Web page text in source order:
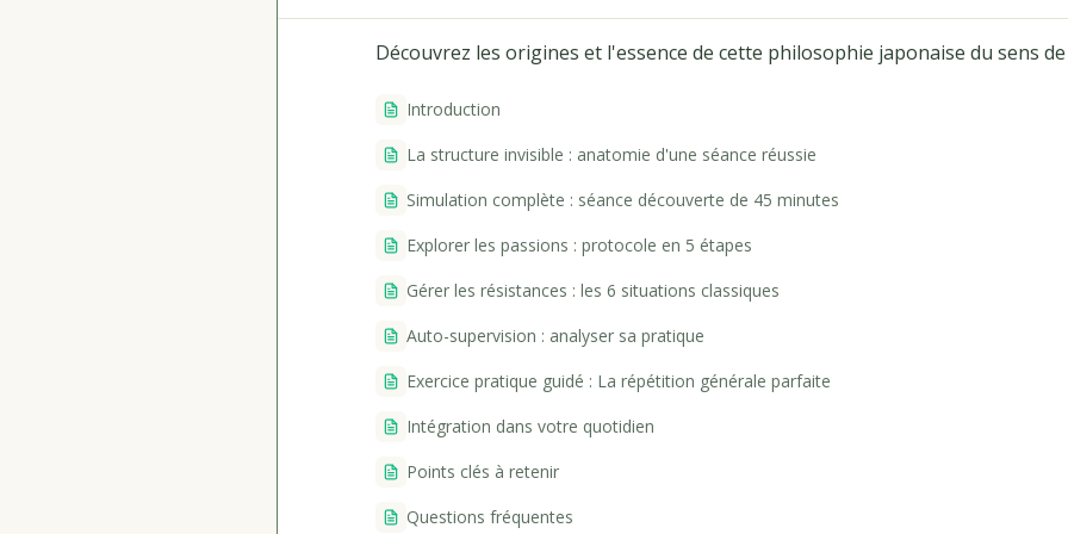
Découvrez les origines et l'essence de cette philosophie japonaise du sens de
Introduction
La structure invisible : anatomie d'une séance réussie
Simulation complète : séance découverte de 45 minutes
Explorer les passions : protocole en 5 étapes
Gérer les résistances : les 6 situations classiques
Auto-supervision : analyser sa pratique
Exercice pratique guidé : La répétition générale parfaite
Intégration dans votre quotidien
Points clés à retenir
Questions fréquentes